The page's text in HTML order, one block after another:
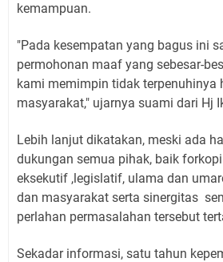
kemampuan.
"Pada kesempatan yang bagus ini
permohonan maaf yang sebesar-
kami memimpin tidak terpenuhinya
masyarakat," ujarnya suami dari Hj
Lebih lanjut dikatakan, meski ada
dukungan semua pihak, baik
eksekutif ,legislatif, ulama dan
dan masyarakat serta sinergitas
perlahan permasalahan tersebut
Sekadar informasi, satu tahun